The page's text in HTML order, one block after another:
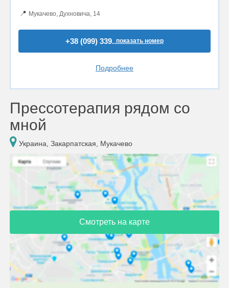
📍 Мукачево, Духновича, 14
+38 (099) 339..показать номер
Подробнее
Прессотерапия рядом со
мной
Украина, Закарпатская, Мукачево
Смотреть на карте